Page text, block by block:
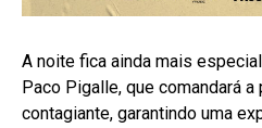
A noite fica ainda mais
Paco Pigalle, que comandará
contagiante, garantindo uma